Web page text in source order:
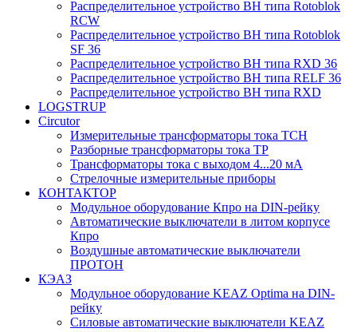
Распределительное устройство ВН типа Rotoblok
RCW
Распределительное устройство ВН типа Rotoblok
SF 36
Распределительное устройство ВН типа RXD 36
Распределительное устройство ВН типа RELF 36
Распределительное устройство ВН типа RXD
LOGSTRUP
Circutor
Измерительные трансформаторы тока TCH
Pазборные трансформаторы тока TP
Трансформаторы тока с выходом 4...20 мА
Стрелочные измерительные приборы
КОНТАКТОР
Модульное оборудование Кпро на DIN-рейку
Автоматические выключатели в литом корпусе
Кпро
Воздушные автоматические выключатели
ПРОТОН
КЭАЗ
Модульное оборудование KEAZ Optima на DIN-
рейку
Силовые автоматические выключатели KEAZ